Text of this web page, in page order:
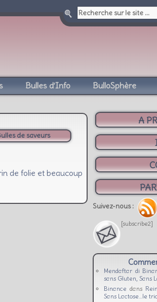
Bulles d’Info BulloSphère
de saveurs
de folie et beaucoup
A
Suivez-nous :
[subscribe2]
Mendaftar di
sans Gluten, Sans
Binance dans
Sans Lactose…le